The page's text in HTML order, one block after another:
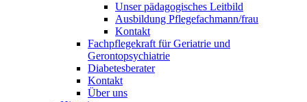
Unser pädagogisches Leitbild
Ausbildung Pflegefachmann/frau
Kontakt
Fachpflegekraft für Geriatrie und
Gerontopsychiatrie
Diabetesberater
Kontakt
Über uns